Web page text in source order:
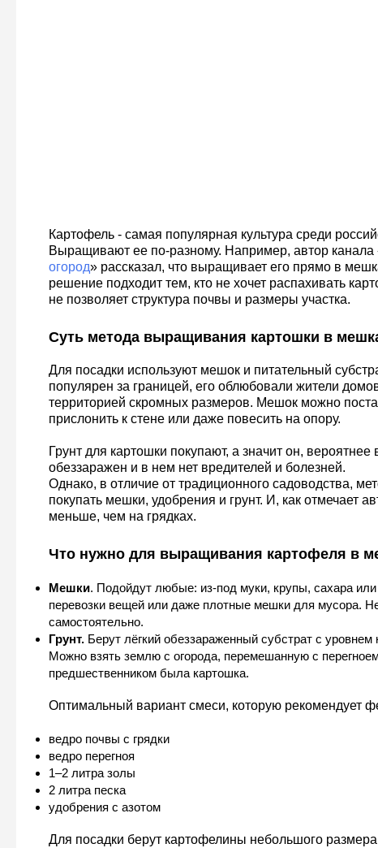
Картофель - самая популярная культура среди
Выращивают ее по-разному. Например, автор канала
огород» рассказал, что выращивает его прямо в
решение подходит тем, кто не хочет распахивать
не позволяет структура почвы и размеры участка.
Суть метода выращивания картошки в
Для посадки используют мешок и питательный
популярен за границей, его облюбовали жители
территорией скромных размеров. Мешок можно
прислонить к стене или даже повесить на опору.
Грунт для картошки покупают, а значит он, вероятнее
обеззаражен и в нем нет вредителей и болезней.
Однако, в отличие от традиционного садоводства,
покупать мешки, удобрения и грунт. И, как отмечает
меньше, чем на грядках.
Что нужно для выращивания картофеля в
Мешки. Подойдут любые: из-под муки, крупы, сахара
перевозки вещей или даже плотные мешки для мусора.
самостоятельно.
Грунт.Берут лёгкий обеззараженный субстрат с уровнем
Можно взять землю с огорода, перемешанную с
предшественником была картошка.
Оптимальный вариант смеси, которую рекомендует
ведро почвы с грядки
ведро перегноя
1–2 литра золы
2 литра песка
удобрения с азотом
Для посадки берут картофелины небольшого